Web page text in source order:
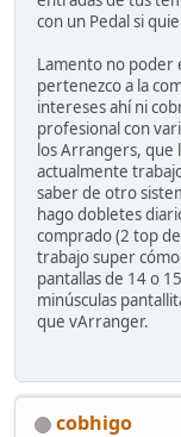
con un Pedal si
Lamento no poder
pertenezco a la
intereses ahí ni
profesional con
los Arrangers, que
actualmente
saber de otro
hago dobletes
comprado (2 top
trabajo super
pantallas de 14 o
minúsculas
que vArranger.
cobhigo